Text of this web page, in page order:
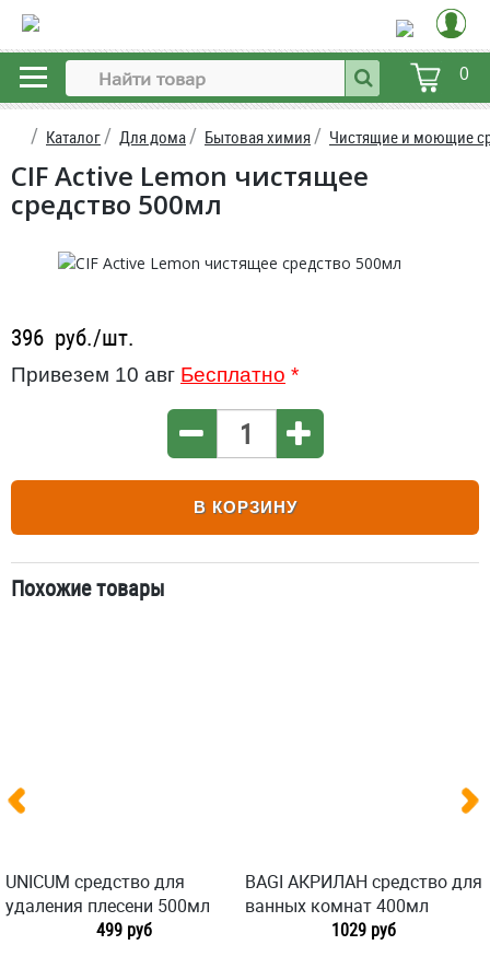
0
Каталог Для дома Бытовая химия Чистящие и моющие
CIF Active Lemon чистящее
средство 500мл
396 руб./шт.
Привезем 10 авг Бесплатно *
В КОРЗИНУ
Похожие товары
UNICUM средство для
удаления плесени 500мл
499 руб
BAGI АКРИЛАН средство для
ванных комнат 400мл
1029 руб